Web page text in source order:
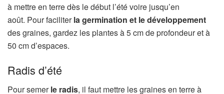
à mettre en terre dès le début l’été voire jusqu’en
août. Pour faciliterla germination et le développement
des graines, gardez les plantes à 5 cm de profondeur et à
50 cm d’espaces.
Radis d’été
Pour semerle radis, il faut mettre les graines en terre à